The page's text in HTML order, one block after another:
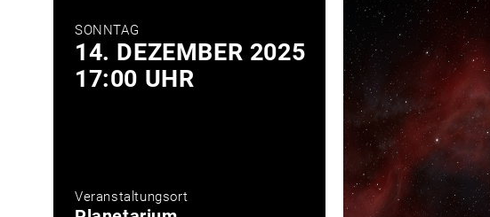
SONNTAG
14. DEZEMBER 2025
17:00 UHR
Veranstaltungsort